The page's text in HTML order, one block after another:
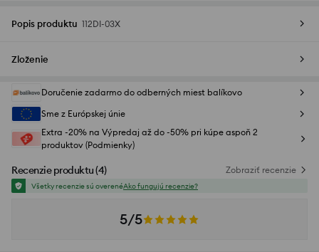
Popis produktu 112DI-03X
Zloženie
Doručenie zadarmo do odberných miest balíkovo
Sme z Európskej únie
Extra -20% na Výpredaj až do -50% pri kúpe aspoň 2
produktov (Podmienky)
Recenzie produktu(4) Zobraziť recenzie
Všetky recenzie sú overenéAko fungujú recenzie?
5/5